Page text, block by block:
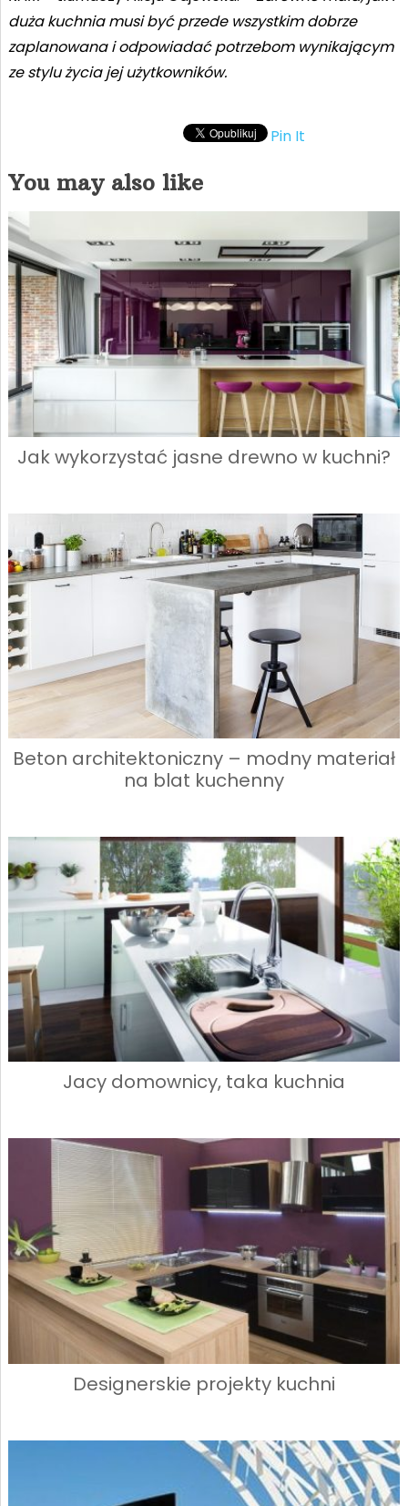
duża kuchnia musi być przede wszystkim dobrze
zaplanowana i odpowiadać potrzebom wynikającym
ze stylu życia jej użytkowników.
Pin It
You may also like
Jak wykorzystać jasne drewno w kuchni?
Beton architektoniczny – modny materiał
na blat kuchenny
Jacy domownicy, taka kuchnia
Designerskie projekty kuchni